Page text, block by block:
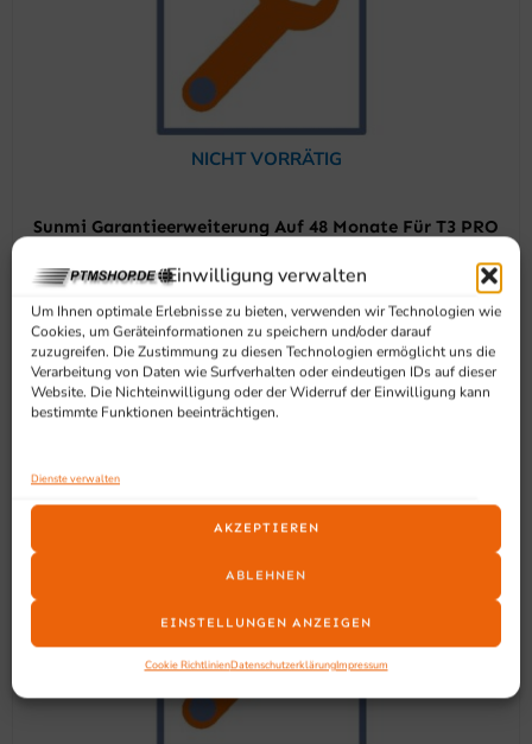
Einwilligung verwalten
Um Ihnen optimale Erlebnisse zu bieten, verwenden wir Technologien wie
Cookies, um Geräteinformationen zu speichern und/oder darauf
zuzugreifen. Die Zustimmung zu diesen Technologien ermöglicht uns die
Verarbeitung von Daten wie Surfverhalten oder eindeutigen IDs auf dieser
Website. Die Nichteinwilligung oder der Widerruf der Einwilligung kann
bestimmte Funktionen beeinträchtigen.
Dienste verwalten
AKZEPTIEREN
ABLEHNEN
EINSTELLUNGEN ANZEIGEN
Cookie RichtlinienDatenschutzerklärungImpressum
NICHT VORRÄTIG
Sunmi Garantieerweiterung Auf 48 Monate Für T3 PRO
153,90€ exkl. MwSt
Weiterlesen
Angebot!
Angebot!
328,90 €283,90 €.